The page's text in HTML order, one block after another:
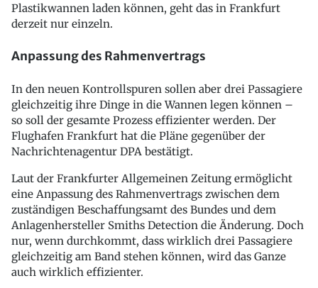
Plastikwannen laden können, geht das in Frankfurt
derzeit nur einzeln.
Anpassung des Rahmenvertrags
In den neuen Kontrollspuren sollen aber drei Passagiere
gleichzeitig ihre Dinge in die Wannen legen können –
so soll der gesamte Prozess effizienter werden. Der
Flughafen Frankfurt hat die Pläne gegenüber der
Nachrichtenagentur DPA bestätigt.
Laut der Frankfurter Allgemeinen Zeitung ermöglicht
eine Anpassung des Rahmenvertrags zwischen dem
zuständigen Beschaffungsamt des Bundes und dem
Anlagenhersteller Smiths Detection die Änderung. Doch
nur, wenn durchkommt, dass wirklich drei Passagiere
gleichzeitig am Band stehen können, wird das Ganze
auch wirklich effizienter.